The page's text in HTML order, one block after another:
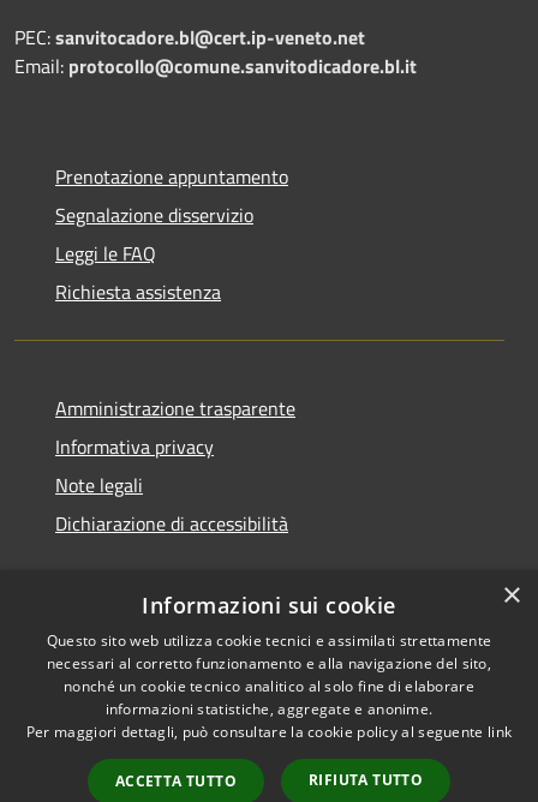
PEC:sanvitocadore.bl@cert.ip-veneto.net
Email: protocollo@comune.sanvitodicadore.bl.it
Prenotazione appuntamento
Segnalazione disservizio
Leggi le FAQ
Richiesta assistenza
Amministrazione trasparente
Informativa privacy
Note legali
Dichiarazione di accessibilità
RSS
Accessibilità
Copyright © 2026 • Comune di
byMunicipium
Accesso
×
Informazioni sui cookie
Questo sito web utilizza cookie tecnici e assimilati strettamente
necessari al corretto funzionamento e alla navigazione del sito,
nonché un cookie tecnico analitico al solo fine di elaborare
informazioni statistiche, aggregate e anonime.
Per maggiori dettagli, può consultare la cookie policy al seguente link
ACCETTA TUTTO RIFIUTA TUTTO